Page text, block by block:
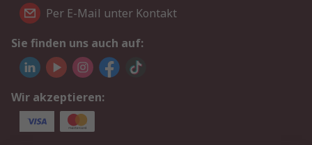
Per E-Mail unter Kontakt
Sie finden uns auch auf:
Wir akzeptieren: